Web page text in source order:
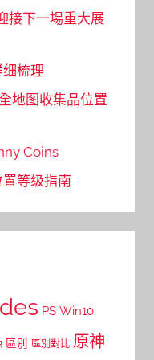
接下一場重大展
梳理
地图收集品位置
Coins
等级指南
PS Win10
區別 區別對比 原神